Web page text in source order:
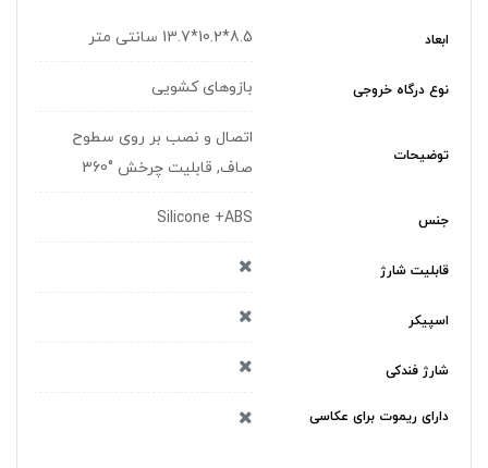
ابعاد 8.5*10.2*13.7 سانتی متر
نوع درگاه خروجی بازوهای کشویی
توضیحات
اتصال و نصب بر روی سطوح
صاف, قابلیت چرخش °360
جنس Silicone +ABS
قابلیت شارژ
اسپیکر
شارژ فندکی
دارای ریموت برای عکاسی